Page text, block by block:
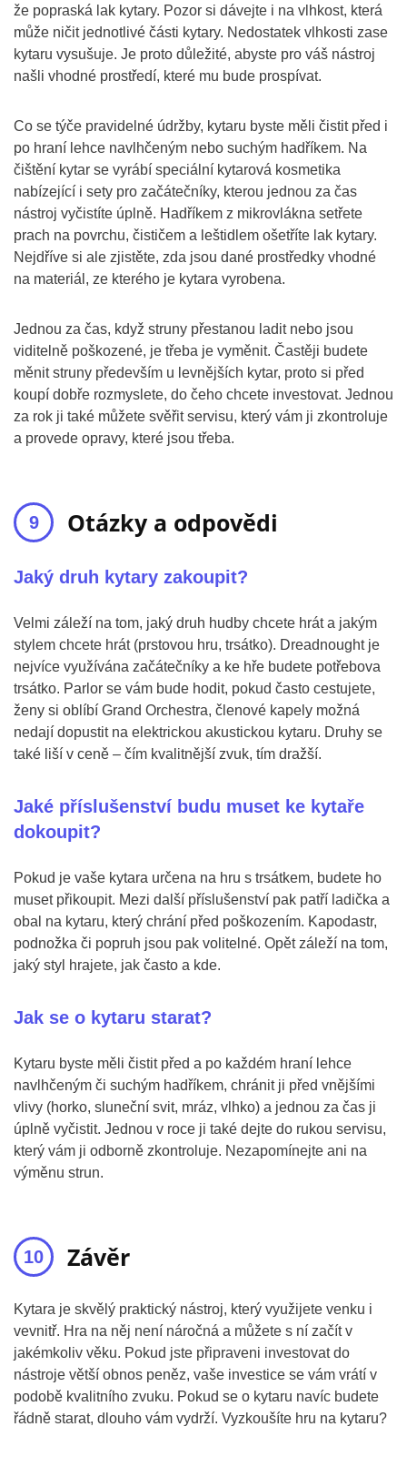
že popraská lak kytary. Pozor si dávejte i na vlhkost, která
může ničit jednotlivé části kytary. Nedostatek vlhkosti zase
kytaru vysušuje. Je proto důležité, abyste pro váš nástroj
našli vhodné prostředí, které mu bude prospívat.
Co se týče pravidelné údržby, kytaru byste měli čistit před i
po hraní lehce navlhčeným nebo suchým hadříkem. Na
čištění kytar se vyrábí speciální kytarová kosmetika
nabízející i sety pro začátečníky, kterou jednou za čas
nástroj vyčistíte úplně. Hadříkem z mikrovlákna setřete
prach na povrchu, čističem a leštidlem ošetříte lak kytary.
Nejdříve si ale zjistěte, zda jsou dané prostředky vhodné
na materiál, ze kterého je kytara vyrobena.
Jednou za čas, když struny přestanou ladit nebo jsou
viditelně poškozené, je třeba je vyměnit. Častěji budete
měnit struny především u levnějších kytar, proto si před
koupí dobře rozmyslete, do čeho chcete investovat. Jednou
za rok ji také můžete svěřit servisu, který vám ji zkontroluje
a provede opravy, které jsou třeba.
Otázky a odpovědi
Jaký druh kytary zakoupit?
Velmi záleží na tom, jaký druh hudby chcete hrát a jakým
stylem chcete hrát (prstovou hru, trsátko). Dreadnought je
nejvíce využívána začátečníky a ke hře budete potřebova
trsátko. Parlor se vám bude hodit, pokud často cestujete,
ženy si oblíbí Grand Orchestra, členové kapely možná
nedají dopustit na elektrickou akustickou kytaru. Druhy se
také liší v ceně – čím kvalitnější zvuk, tím dražší.
Jaké příslušenství budu muset ke kytaře
dokoupit?
Pokud je vaše kytara určena na hru s trsátkem, budete ho
muset přikoupit. Mezi další příslušenství pak patří ladička a
obal na kytaru, který chrání před poškozením. Kapodastr,
podnožka či popruh jsou pak volitelné. Opět záleží na tom,
jaký styl hrajete, jak často a kde.
Jak se o kytaru starat?
Kytaru byste měli čistit před a po každém hraní lehce
navlhčeným či suchým hadříkem, chránit ji před vnějšími
vlivy (horko, sluneční svit, mráz, vlhko) a jednou za čas ji
úplně vyčistit. Jednou v roce ji také dejte do rukou servisu,
který vám ji odborně zkontroluje. Nezapomínejte ani na
výměnu strun.
Závěr
Kytara je skvělý praktický nástroj, který využijete venku i
vevnitř. Hra na něj není náročná a můžete s ní začít v
jakémkoliv věku. Pokud jste připraveni investovat do
nástroje větší obnos peněz, vaše investice se vám vrátí v
podobě kvalitního zvuku. Pokud se o kytaru navíc budete
řádně starat, dlouho vám vydrží. Vyzkoušíte hru na kytaru?